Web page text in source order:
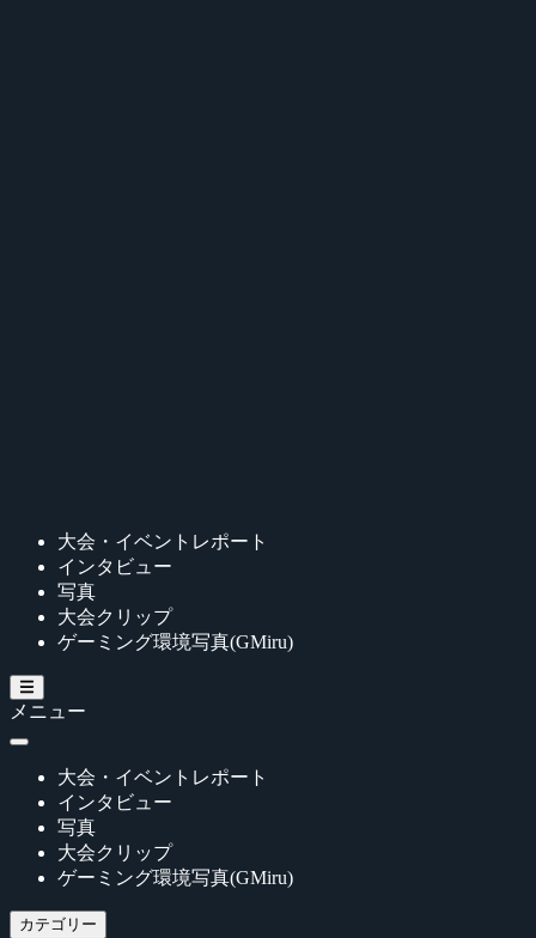
大会・イベントレポート
インタビュー
写真
大会クリップ
ゲーミング環境写真(GMiru)
メニュー
大会・イベントレポート
インタビュー
写真
大会クリップ
ゲーミング環境写真(GMiru)
カテゴリー